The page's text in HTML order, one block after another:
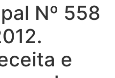
Nº 558
e